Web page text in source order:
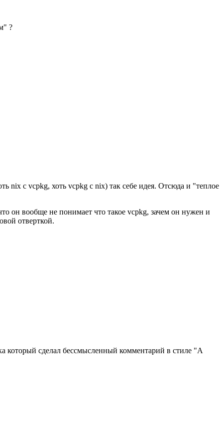
?
nix с vcpkg, хоть vcpkg с nix) так себе идея. Отсюда и "теплое
он вообще не понимает что такое vcpkg, зачем он нужен и
отверткой.
который сделал бессмысленный комментарий в стиле "А